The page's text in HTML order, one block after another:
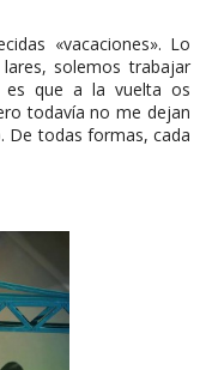
«vacaciones». Lo
solemos trabajar
es que a la vuelta os
todavía no me dejan
De todas formas, cada